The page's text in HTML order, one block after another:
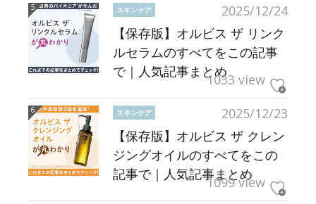
2025/12/24
スキンケア
【保存版】オルビス ザ リンク
ルセラムのすべてをこの記事
で｜人気記事まとめ1033 view
2025/12/23
スキンケア
【保存版】オルビス ザ クレン
ジングオイルのすべてをこの
記事で｜人気記事まとめ
1099 view